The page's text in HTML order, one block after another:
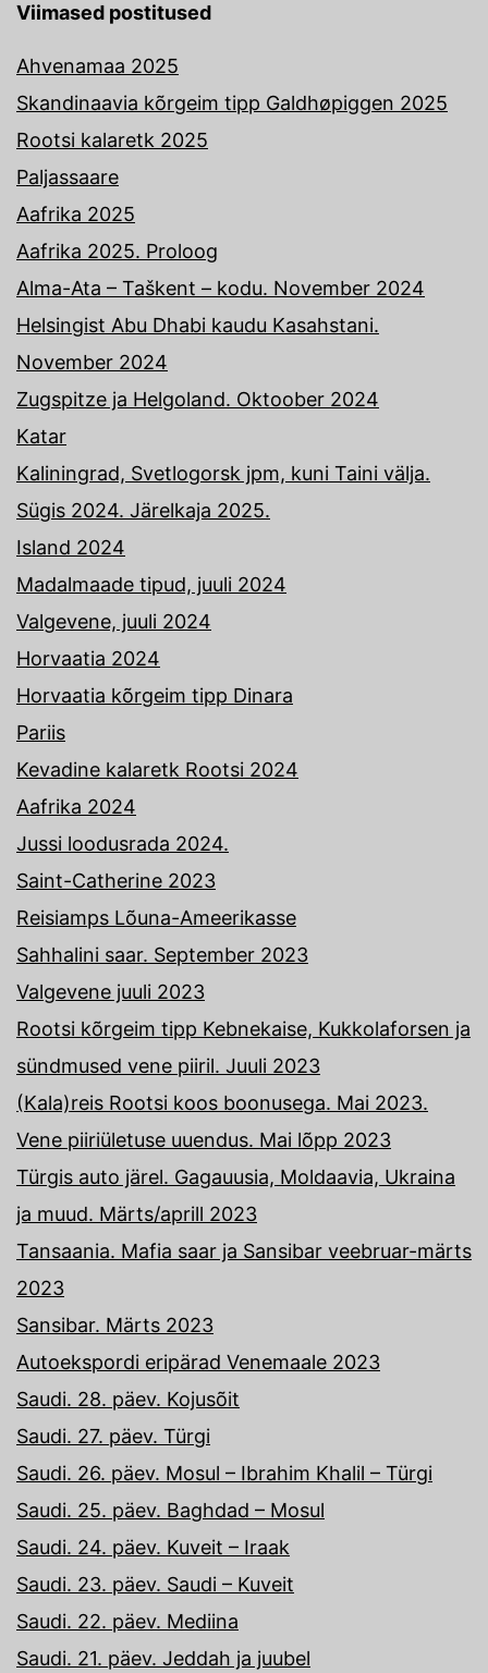
Viimased postitused
Ahvenamaa 2025
Skandinaavia kõrgeim tipp Galdhøpiggen 2025
Rootsi kalaretk 2025
Paljassaare
Aafrika 2025
Aafrika 2025. Proloog
Alma-Ata – Taškent – kodu. November 2024
Helsingist Abu Dhabi kaudu Kasahstani.
November 2024
Zugspitze ja Helgoland. Oktoober 2024
Katar
Kaliningrad, Svetlogorsk jpm, kuni Taini välja.
Sügis 2024. Järelkaja 2025.
Island 2024
Madalmaade tipud, juuli 2024
Valgevene, juuli 2024
Horvaatia 2024
Horvaatia kõrgeim tipp Dinara
Pariis
Kevadine kalaretk Rootsi 2024
Aafrika 2024
Jussi loodusrada 2024.
Saint-Catherine 2023
Reisiamps Lõuna-Ameerikasse
Sahhalini saar. September 2023
Valgevene juuli 2023
Rootsi kõrgeim tipp Kebnekaise, Kukkolaforsen ja
sündmused vene piiril. Juuli 2023
(Kala)reis Rootsi koos boonusega. Mai 2023.
Vene piiriületuse uuendus. Mai lõpp 2023
Türgis auto järel. Gagauusia, Moldaavia, Ukraina
ja muud. Märts/aprill 2023
Tansaania. Mafia saar ja Sansibar veebruar-märts
2023
Sansibar. Märts 2023
Autoekspordi eripärad Venemaale 2023
Saudi. 28. päev. Kojusõit
Saudi. 27. päev. Türgi
Saudi. 26. päev. Mosul – Ibrahim Khalil – Türgi
Saudi. 25. päev. Baghdad – Mosul
Saudi. 24. päev. Kuveit – Iraak
Saudi. 23. päev. Saudi – Kuveit
Saudi. 22. päev. Mediina
Saudi. 21. päev. Jeddah ja juubel